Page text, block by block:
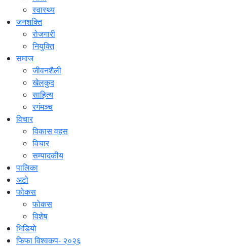
स्वास्थ्य
जनशक्ति
रोजगारी
नियुक्ति
समाज
जीवनशैली
खेलकुद
साहित्य
रगंमञ्च
विचार
विकास वहस
विचार
सम्पादकीय
पालिका
अटो
फोकस
फोकस
विशेष
भिडियो
फिफा विश्वकप- २०२६